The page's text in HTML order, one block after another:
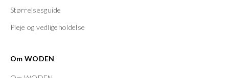
Størrelsesguide
Pleje og vedligeholdelse
Om WODEN